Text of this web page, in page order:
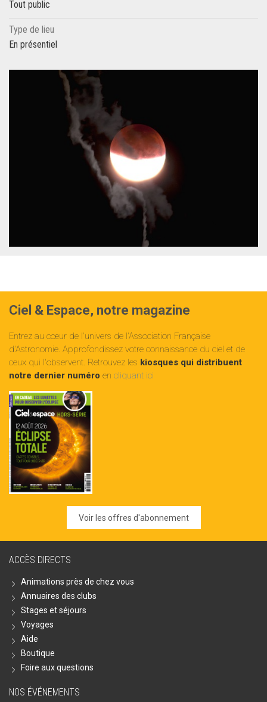
Tout public
Type de lieu
En présentiel
Ciel & Espace, notre magazine
Entrez au cœur de l'univers de l'Association Française
d'Astronomie. Approfondissez votre connaissance du ciel et de
ceux qui l'observent. Retrouvez les kiosques qui distribuent
notre dernier numéro en cliquant ici
Voir les offres d'abonnement
ACCÈS DIRECTS
Animations près de chez vous
Annuaires des clubs
Stages et séjours
Voyages
Aide
Boutique
Foire aux questions
NOS ÉVÉNEMENTS